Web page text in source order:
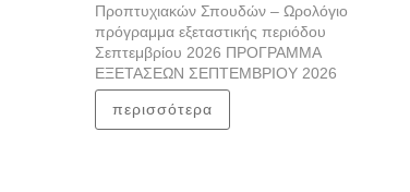
Προπτυχιακών Σπουδών – Ωρολόγιο
πρόγραμμα εξεταστικής περιόδου
Σεπτεμβρίου 2026 ΠΡΟΓΡΑΜΜΑ
ΕΞΕΤΑΣΕΩΝ ΣΕΠΤΕΜΒΡΙΟΥ 2026
περισσότερα